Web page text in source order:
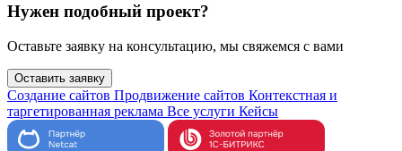
Нужен подобный проект?
Оставьте заявку на консультацию, мы свяжемся с вами
Оставить заявку
Создание сайтов Продвижение сайтов Контекстная и
таргетированная реклама Все услуги Кейсы